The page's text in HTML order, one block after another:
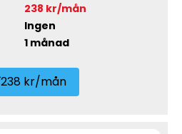
238 kr/mån
Ingen
1 månad
238 kr/mån